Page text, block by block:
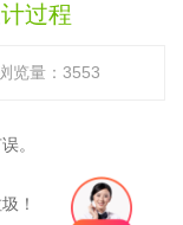
过程
览量：3553
。
！